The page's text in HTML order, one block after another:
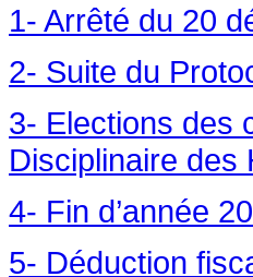
1- Arrêté du 20
2- Suite du
3- Elections des
Disciplinaire des
4- Fin d’année
5- Déduction